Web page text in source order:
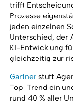
trifft
Prozesse
jeden einzelnen
Unterschied, der
KI-Entwicklung
gleichzeitig zur
Gartnerstuft
Top-Trend ein
rund 40 % aller